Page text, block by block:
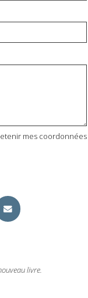
mes coordonnées
livre.